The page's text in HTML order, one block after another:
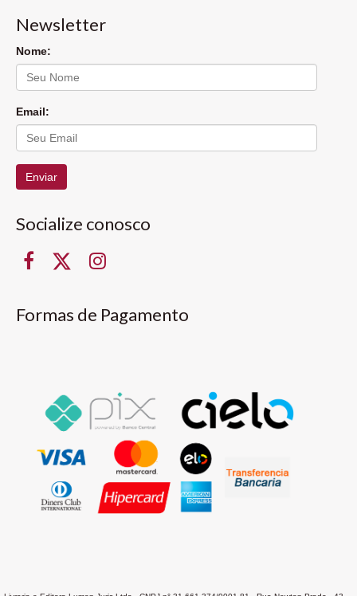
Newsletter
Nome:
Email:
Enviar
Socialize conosco
Formas de Pagamento